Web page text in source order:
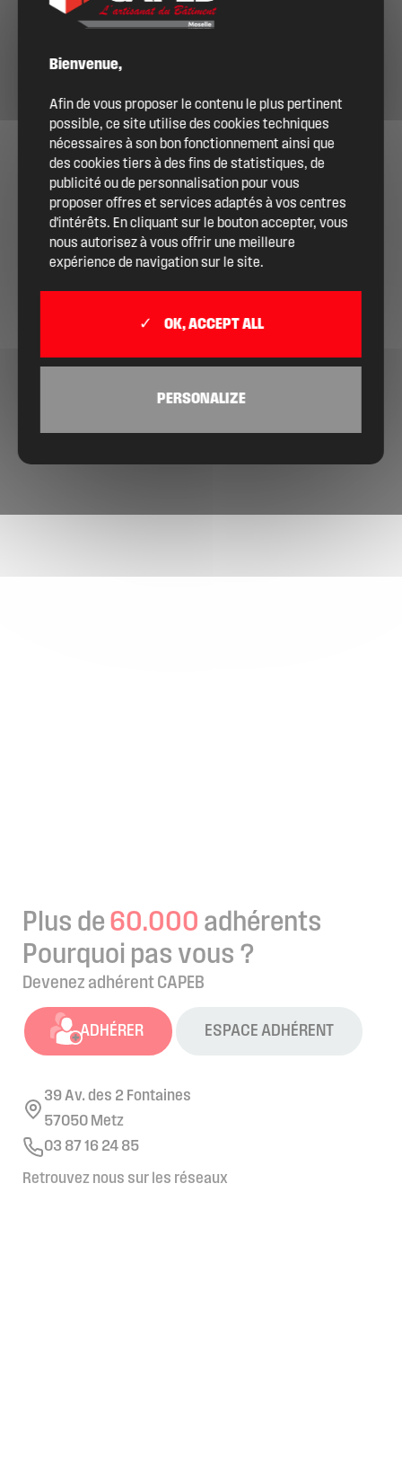
DEVENIR ADHÉRENT
Plus de 60.000 adhérents
Pourquoi pas vous ?
Devenez adhérent CAPEB
ADHÉRER ESPACE ADHÉRENT
39 Av. des 2 Fontaines
57050 Metz
03 87 16 24 85
Retrouvez nous sur les réseaux
Bienvenue,
Afin de vous proposer le contenu le plus pertinent
possible, ce site utilise des cookies techniques
nécessaires à son bon fonctionnement ainsi que
des cookies tiers à des fins de statistiques, de
publicité ou de personnalisation pour vous
proposer offres et services adaptés à vos centres
d'intérêts. En cliquant sur le bouton accepter, vous
nous autorisez à vous offrir une meilleure
expérience de navigation sur le site.
OK, ACCEPT ALL
PERSONALIZE